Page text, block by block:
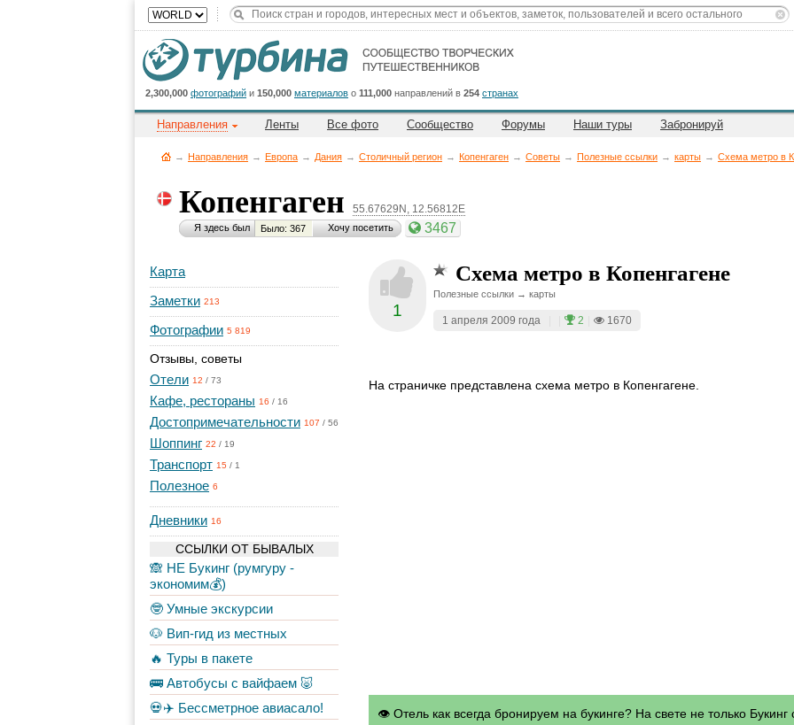
2,300,000 фотографий и 150,000 материалов о 111,000 направлений в 254 странах
Направления Ленты Все фото Сообщество Форумы Наши туры Забронируй
→ Направления → Европа → Дания → Столичный регион → Копенгаген → Советы → Полезные ссылки → карты → Схема метро в
Копенгаген 55.67629N, 12.56812E
Я здесь был Было: 367 Хочу посетить 3467
Карта
Заметки 213
Фотографии 5 819
Отзывы, советы
Отели 12 / 73
Кафе, рестораны 16 / 16
Достопримечательности 107 / 56
Шоппинг 22 / 19
Транспорт 15 / 1
Полезное 6
Дневники 16
ССЫЛКИ ОТ БЫВАЛЫХ
🙈 НЕ Букинг (румгуру -
экономим💰)
🤓 Умные экскурсии
🐶 Вип-гид из местных
🔥 Туры в пакете
🚌 Автобусы с вайфаем 🐷
💀✈️ Бессметрное авиасало!
1
Схема метро в Копенгагене
Полезные ссылки → карты
1 апреля 2009 года 2 1670
На страничке представлена схема метро в Копенгагене.
👁 Отель как всегда бронируем на букинге? На свете не только Букинг